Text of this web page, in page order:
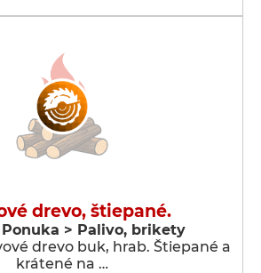
drevo, štiepané.
> Palivo, brikety
drevo buk, hrab. Štiepané a
krátené na …